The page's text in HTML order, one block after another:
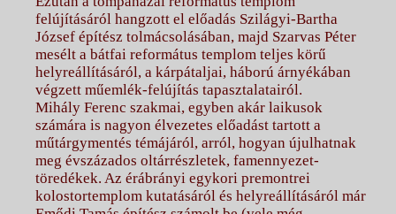
felújításáról hangzott el előadás Szilágyi-Bartha
József építész tolmácsolásában, majd Szarvas Péter
mesélt a bátfai református templom teljes körű
helyreállításáról, a kárpátaljai, háború árnyékában
végzett műemlék-felújítás tapasztalatairól.
Mihály Ferenc szakmai, egyben akár laikusok
számára is nagyon élvezetes előadást tartott a
műtárgymentés témájáról, arról, hogyan újulhatnak
meg évszázados oltárrészletek, famennyezet-
töredékek. Az érábrányi egykori premontrei
kolostortemplom kutatásáról és helyreállításáról már